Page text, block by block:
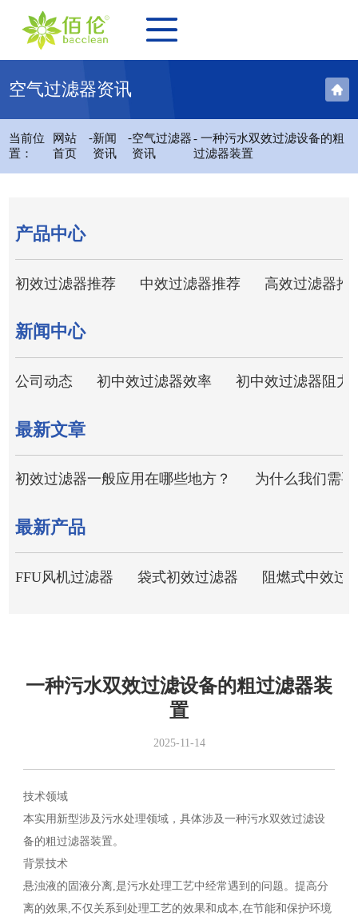
空气过滤器资讯
当前位
置：
网站
首页
-新闻
资讯
-空气过滤器
资讯
- 一种污水双效过滤设备的粗
过滤器装置
产品中心
初效过滤器推荐 中效过滤器推荐 高效过滤器推
新闻中心
公司动态 初中效过滤器效率 初中效过滤器阻力
最新文章
初效过滤器一般应用在哪些地方？ 为什么我们需
最新产品
FFU风机过滤器 袋式初效过滤器 阻燃式中效过
一种污水双效过滤设备的粗过滤器装
置
2025-11-14
技术领域
本实用新型涉及污水处理领域，具体涉及一种污水双效过滤设
备的粗过滤器装置。
背景技术
悬浊液的固液分离,是污水处理工艺中经常遇到的问题。提高分
离的效果,不仅关系到处理工艺的效果和成本,在节能和保护环境